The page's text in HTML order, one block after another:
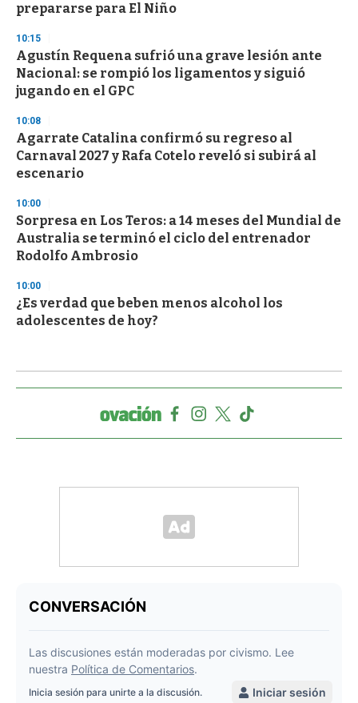
prepararse para El Niño
10:15
Agustín Requena sufrió una grave lesión ante
Nacional: se rompió los ligamentos y siguió
jugando en el GPC
10:08
Agarrate Catalina confirmó su regreso al
Carnaval 2027 y Rafa Cotelo reveló si subirá al
escenario
10:00
Sorpresa en Los Teros: a 14 meses del Mundial de
Australia se terminó el ciclo del entrenador
Rodolfo Ambrosio
10:00
¿Es verdad que beben menos alcohol los
adolescentes de hoy?